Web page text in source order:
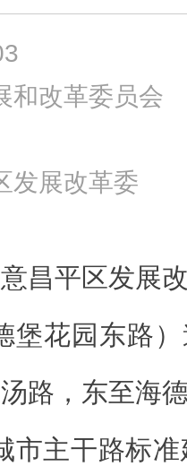
和改革委员会
发展改革委
昌平区发展
堡花园东路
路，东至海
市主干路标